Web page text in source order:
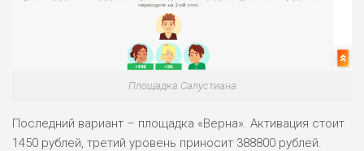
Площадка Салустиана
Последний вариант – площадка «Верна». Активация стоит
1450 рублей, третий уровень приносит 388800 рублей.